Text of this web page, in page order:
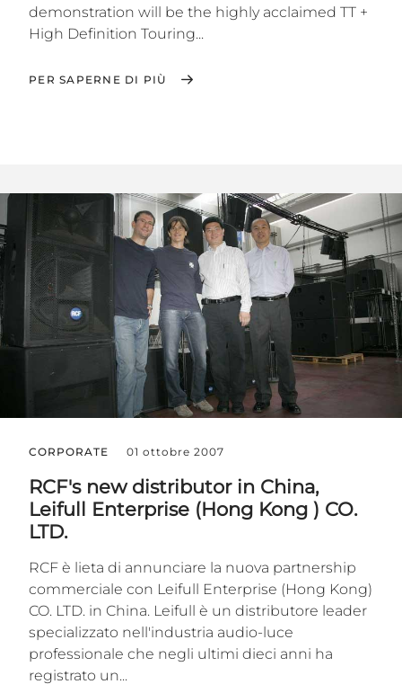
demonstration will be the highly acclaimed TT +
High Definition Touring...
PER SAPERNE DI PIÙ
CORPORATE 01 ottobre 2007
RCF's new distributor in China,
Leifull Enterprise (Hong Kong ) CO.
LTD.
RCF è lieta di annunciare la nuova partnership
commerciale con Leifull Enterprise (Hong Kong)
CO. LTD. in China. Leifull è un distributore leader
specializzato nell'industria audio-luce
professionale che negli ultimi dieci anni ha
registrato un...